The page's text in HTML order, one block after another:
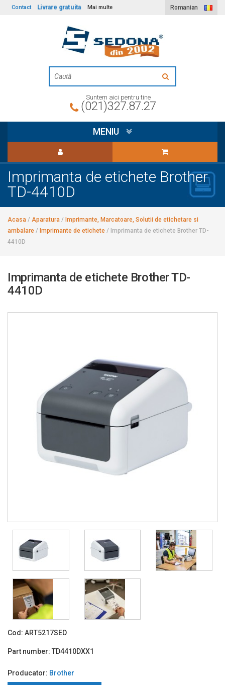
Contact Livrare gratuita Mai multe Romanian
Suntem aici pentru tine
(021)327.87.27
MENIU
Imprimanta de etichete Brother
TD-4410D
Acasa / Aparatura / Imprimante, Marcatoare, Solutii de etichetare si
ambalare / Imprimante de etichete / Imprimanta de etichete Brother TD-
4410D
Imprimanta de etichete Brother TD-
4410D
Cod: ART5217SED
Part number: TD4410DXX1
Producator: Brother